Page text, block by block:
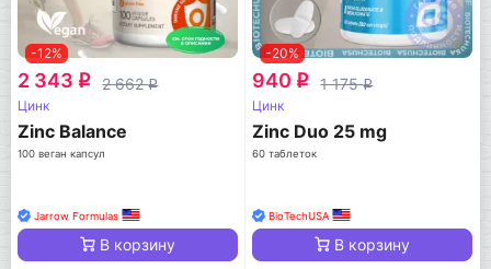
-12%
2 343 q 2 662q
Цинк
Zinc Balance
100 веган капсул
Jarrow Formulas
В корзину
-20%
940 q 1 175q
Цинк
Zinc Duo 25 mg
60 таблеток
BioTechUSA
В корзину